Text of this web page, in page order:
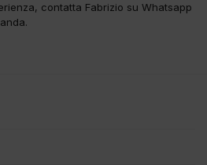
contatta Fabrizio su Whatsapp